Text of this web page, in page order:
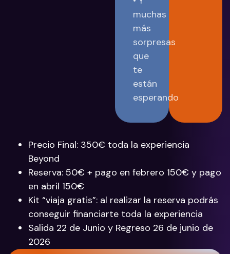
muchas
más
sorpresas
que
te
están
esperando
Precio Final: 350€ toda la experiencia
Beyond
Reserva: 50€ + pago en febrero 150€ y pago
en abril 150€
Kit “viaja gratis”: al realizar la reserva podrás
conseguir financiarte toda la experiencia
Salida 22 de Junio y Regreso 26 de junio de
2026